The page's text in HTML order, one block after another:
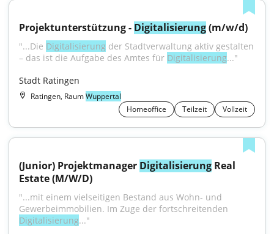
Projektunterstützung - Digitalisierung (m/w/d)
"...Die Digitalisierung der Stadtverwaltung aktiv gestalten
– das ist die Aufgabe des Amtes für Digitalisierung..."
Stadt Ratingen
Ratingen, RaumWuppertal
Homeoffice
Teilzeit Vollzeit
(Junior) Projektmanager Digitalisierung Real
Estate (M/W/D)
"...mit einem vielseitigen Bestand aus Wohn- und
Digitalisierung..."